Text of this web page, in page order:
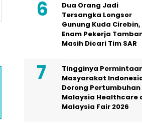
Dua Orang Jadi
Tersangka Longsor
Gunung Kuda Cirebin,
Enam Pekerja
Masih Dicari Tim SAR
Tingginya
Masyarakat
Dorong Pertumbuhan
Malaysia Healthcare
Malaysia Fair 2026